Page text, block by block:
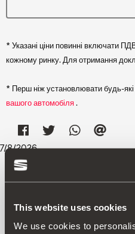
This website uses cookies
We use cookies to
* Указані ціни повинні включати
кожному ринку. Для отримання
* Перш ніж установлювати будь-які
вашого автомобіля.
7/8/2026